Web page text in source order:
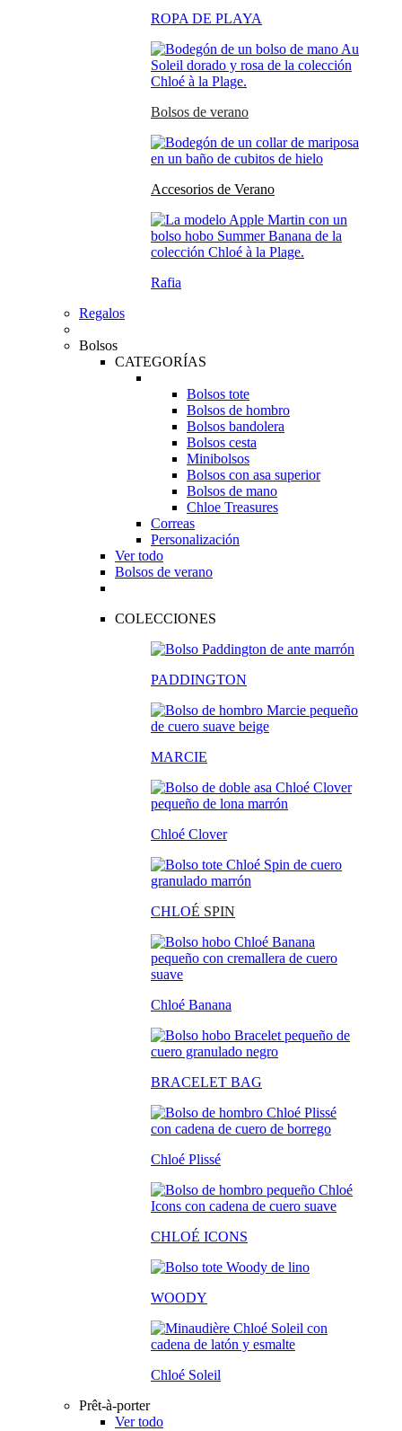
ROPA DE PLAYA
Bolsos de verano
Accesorios de Verano
Rafia
Regalos
Bolsos
CATEGORÍAS
Bolsos tote
Bolsos de hombro
Bolsos bandolera
Bolsos cesta
Minibolsos
Bolsos con asa superior
Bolsos de mano
Chloe Treasures
Correas
Personalización
Ver todo
Bolsos de verano
COLECCIONES
PADDINGTON
MARCIE
Chloé Clover
CHLOÉ SPIN
Chloé Banana
BRACELET BAG
Chloé Plissé
CHLOÉ ICONS
WOODY
Chloé Soleil
Prêt-à-porter
Ver todo